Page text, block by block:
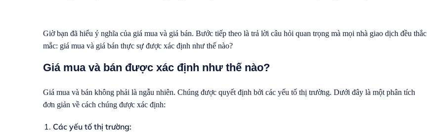
Giờ bạn đã hiểu ý nghĩa của giá mua và giá bán. Bước tiếp theo là trả lời câu hỏi quan trọng mà mọi nhà giao dịch đều thắc
mắc: giá mua và giá bán thực sự được xác định như thế nào?
Giá mua và bán được xác định như thế nào?
Giá mua và bán không phải là ngẫu nhiên. Chúng được quyết định bởi các yếu tố thị trường. Dưới đây là một phân tích
đơn giản về cách chúng được xác định:
Các yếu tố thị trường: